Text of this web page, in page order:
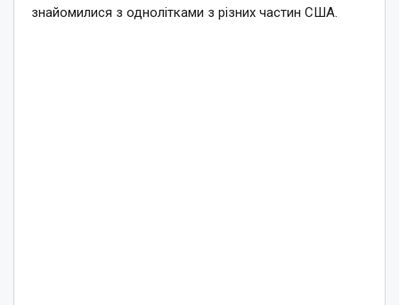
знайомилися з однолітками з різних частин США.